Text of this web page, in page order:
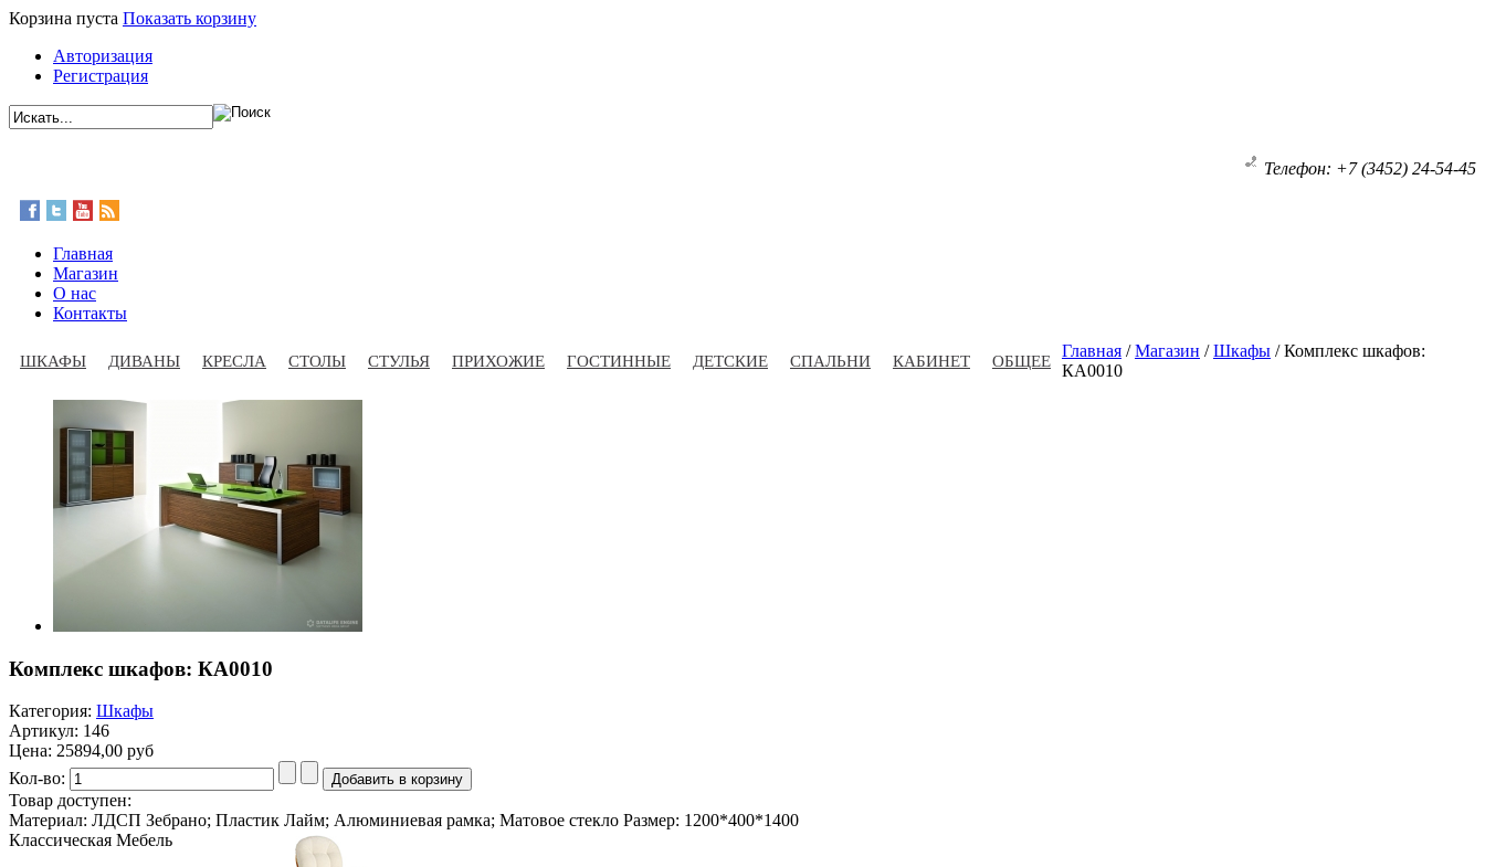
Корзина пуста Показать корзину
Авторизация
Регистрация
Телефон: +7 (3452) 24-54-45
Главная
Магазин
О нас
Контакты
ШКАФЫ ДИВАНЫ КРЕСЛА СТОЛЫ СТУЛЬЯ ПРИХОЖИЕ ГОСТИННЫЕ ДЕТСКИЕ СПАЛЬНИ КАБИНЕТ ОБЩЕЕ
Главная /Магазин /Шкафы /Комплекс шкафов:
КА0010
Комплекс шкафов: КА0010
Категория: Шкафы
Артикул: 146
Цена: 25894,00 руб
Кол-во:
Товар доступен:
Материал: ЛДСП Зебрано; Пластик Лайм; Алюминиевая рамка; Матовое стекло Размер: 1200*400*1400
Классическая Мебель